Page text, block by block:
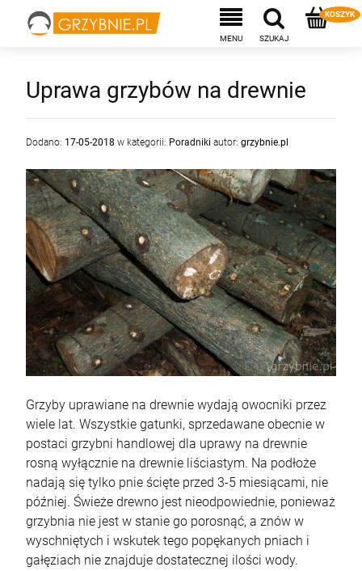
Grzybnia Borowik sosnowy
25,00 zł
Cena regularna:27,90 zł
Najniższa cena:25,90 zł
szt.
Grzybnia Kurka - Pieprznik jadalny
25,00 zł
Cena regularna:27,90 zł
Najniższa cena:25,90 zł
szt.
Uprawa grzybów na drewnie
Dodano: 17-05-2018 w kategorii: Poradniki autor: grzybnie.pl
Grzyby uprawiane na drewnie wydają owocniki przez
wiele lat. Wszystkie gatunki, sprzedawane obecnie w
postaci grzybni handlowej dla uprawy na drewnie
rosną wyłącznie na drewnie liściastym. Na podłoże
nadają się tylko pnie ścięte przed 3-5 miesiącami, nie
później. Świeże drewno jest nieodpowiednie, ponieważ
grzybnia nie jest w stanie go porosnąć, a znów w
wyschniętych i wskutek tego popękanych pniach i
gałęziach nie znajduje dostatecznej ilości wody.